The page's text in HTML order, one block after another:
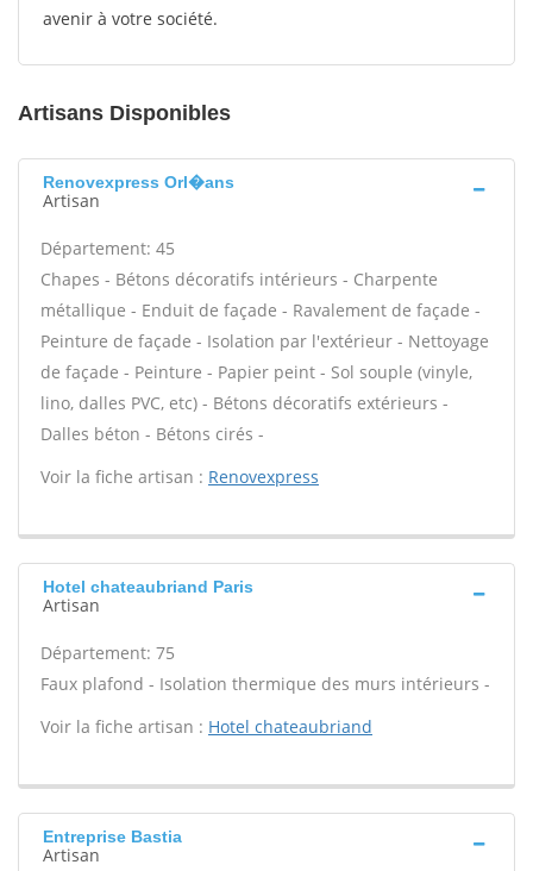
avenir à votre société.
Artisans Disponibles
Renovexpress Orl�ans
Artisan
Département: 45
Chapes - Bétons décoratifs intérieurs - Charpente
métallique - Enduit de façade - Ravalement de façade -
Peinture de façade - Isolation par l'extérieur - Nettoyage
de façade - Peinture - Papier peint - Sol souple (vinyle,
lino, dalles PVC, etc) - Bétons décoratifs extérieurs -
Dalles béton - Bétons cirés -
Voir la fiche artisan : Renovexpress
Hotel chateaubriand Paris
Artisan
Département: 75
Faux plafond - Isolation thermique des murs intérieurs -
Voir la fiche artisan : Hotel chateaubriand
Entreprise Bastia
Artisan